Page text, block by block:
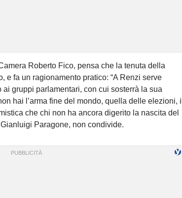
Roberto Fico, pensa che la tenuta della
e fa un ragionamento pratico: “A Renzi serve
gruppi parlamentari, con cui sosterrà la sua
hai l’arma fine del mondo, quella delle elezioni, il
che chi non ha ancora digerito la nascita del
Paragone, non condivide.